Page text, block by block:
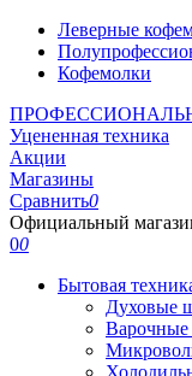
Леверные
Кофемолки
Уцененная техника
Акции
Магазины
Сравнить0
Официальный
00
Бытовая
Духовые
Варочные